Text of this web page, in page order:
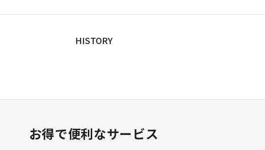
HISTORY
お得で便利なサービス